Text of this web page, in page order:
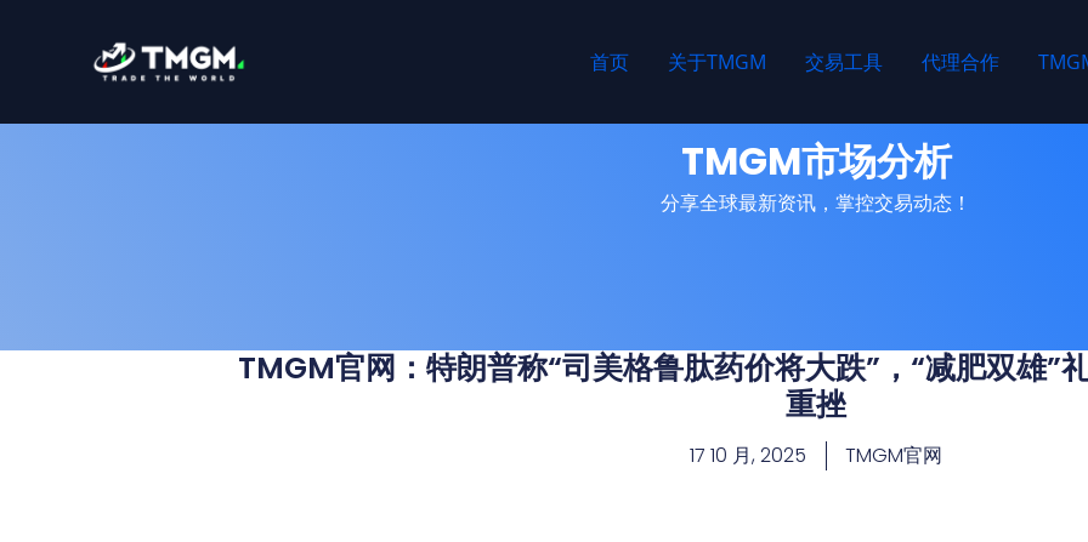
首页 关于TMGM 交易工具 代理合作
TMGM市场分析
分享全球最新资讯，掌控交易动态！
TMGM官网：特朗普称“司美格鲁肽药价将大跌”，“减肥双雄”
重挫
17 10 月, 2025 TMGM官网